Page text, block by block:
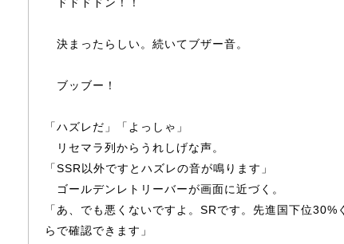
決ま っ たらしい。続いてブザー音。
ブッ ブー ！
「ハズレだ」「よ っ し ゃ 」
リセマラ列からうれしげな声。
「SSR以外ですとハズレの音が鳴ります」
ゴー ルデンレトリーバーが画面に近づく。
「あ、でも悪くないですよ。SRです。先進国下位30%
らで確認できます」